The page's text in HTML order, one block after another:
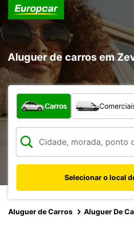
Aluguer de carros em
Que tipo de veículo pretende?
Carros
Selecionar o local
Aluguer de Carros Aluguer De